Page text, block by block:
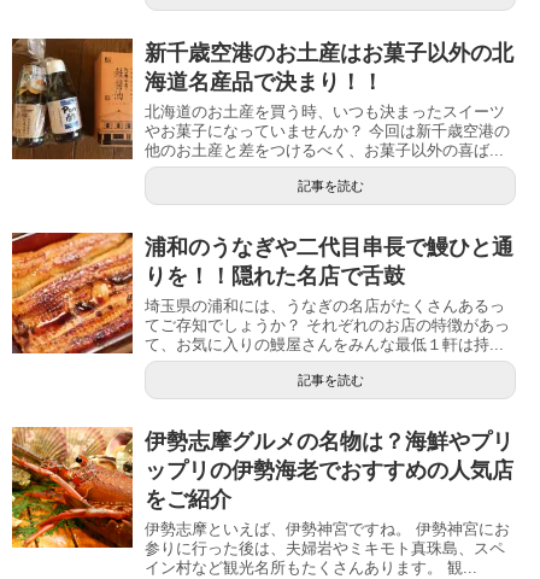
新千歳空港のお土産はお菓子以外の北
海道名産品で決まり！！
北海道のお土産を買う時、いつも決まったスイーツ
やお菓子になっていませんか？ 今回は新千歳空港の
他のお土産と差をつけるべく、お菓子以外の喜ば...
記事を読む
浦和のうなぎや二代目串長で鰻ひと通
りを！！隠れた名店で舌鼓
埼玉県の浦和には、うなぎの名店がたくさんあるっ
てご存知でしょうか？ それぞれのお店の特徴があっ
て、お気に入りの鰻屋さんをみんな最低１軒は持...
記事を読む
伊勢志摩グルメの名物は？海鮮やプリ
ップリの伊勢海老でおすすめの人気店
をご紹介
伊勢志摩といえば、伊勢神宮ですね。 伊勢神宮にお
参りに行った後は、夫婦岩やミキモト真珠島、スペ
イン村など観光名所もたくさんあります。 観...